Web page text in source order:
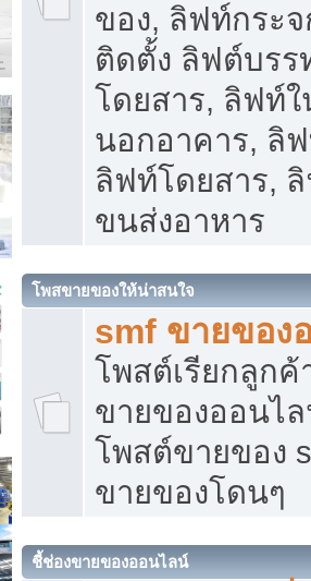
ของ, ลิฟท์กระ
ติดตั้ง ลิฟต์บร
โดยสาร, ลิฟท์
นอกอาคาร, ลิ
ลิฟท์โดยสาร,
ขนส่งอาหาร
โพสขายของให้น่าสนใจ
smf ขายของ
โพสต์เรียกลูกค้
ขายของออนไ
โพสต์ขายของ
ขายของโดนๆ
ชี้ช่องขายของออนไลน์